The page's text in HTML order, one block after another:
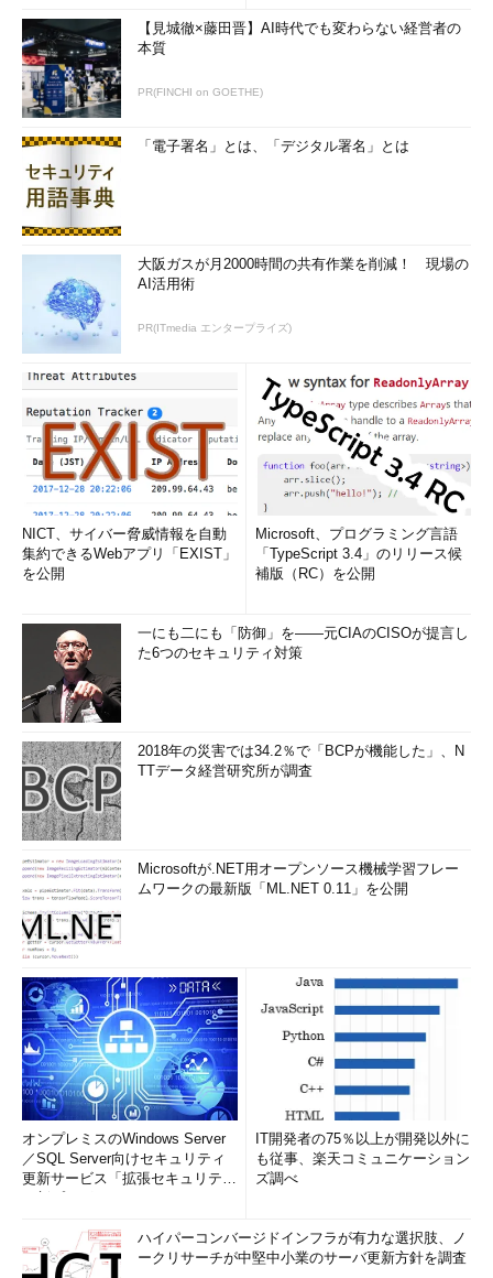
【見城徹×藤田晋】AI時代でも変わらない経営者の
本質
PR(FINCHI on GOETHE)
「電子署名」とは、「デジタル署名」とは
大阪ガスが月2000時間の共有作業を削減！ 現場の
AI活用術
PR(ITmedia エンタープライズ)
NICT、サイバー脅威情報を自動
集約できるWebアプリ「EXIST」
を公開
Microsoft、プログラミング言語
「TypeScript 3.4」のリリース候
補版（RC）を公開
一にも二にも「防御」を――元CIAのCISOが提言し
た6つのセキュリティ対策
2018年の災害では34.2％で「BCPが機能した」、N
TTデータ経営研究所が調査
Microsoftが.NET用オープンソース機械学習フレー
ムワークの最新版「ML.NET 0.11」を公開
オンプレミスのWindows Server
／SQL Server向けセキュリティ
更新サービス「拡張セキュリティ
IT開発者の75％以上が開発以外に
も従事、楽天コミュニケーション
ズ調べ
ハイパーコンバージドインフラが有力な選択肢、ノ
ークリサーチが中堅中小業のサーバ更新方針を調査